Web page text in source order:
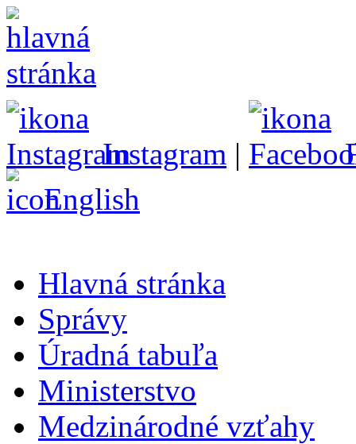
Instagram |
English
Hlavná stránka
Správy
Úradná tabuľa
Ministerstvo
Medzinárodné vzťahy